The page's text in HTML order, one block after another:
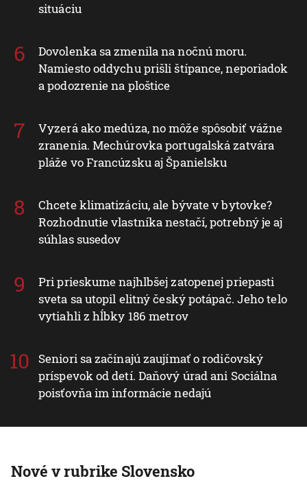
situáciu
Dovolenka sa zmenila na nočnú moru.
Namiesto oddychu prišli štípance, neporiadok
a podozrenie na ploštice
Vyzerá ako medúza, no môže spôsobiť vážne
zranenia. Mechúrovka portugalská zatvára
pláže vo Francúzsku aj Španielsku
Chcete klimatizáciu, ale bývate v bytovke?
Rozhodnutie vlastníka nestačí, potrebný je aj
súhlas susedov
Pri prieskume najhlbšej zatopenej priepasti
sveta sa utopil elitný český potápač. Jeho telo
vytiahli z hĺbky 186 metrov
Seniori sa začínajú zaujímať o rodičovský
príspevok od detí. Daňový úrad ani Sociálna
poisťovňa im informácie nedajú
Nové v rubrike Slovensko